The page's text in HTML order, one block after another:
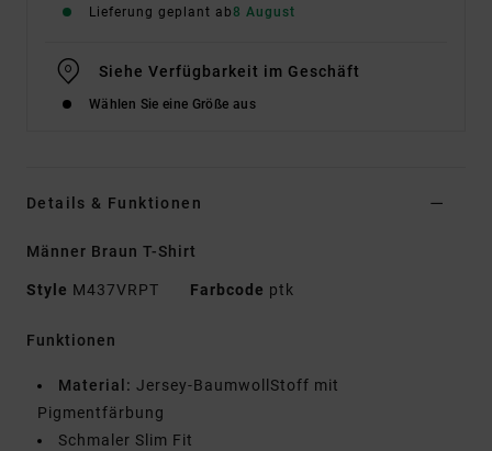
Lieferung geplant ab8 August
Siehe Verfügbarkeit im Geschäft
Wählen Sie eine Größe aus
Details & Funktionen
Männer Braun T-Shirt
Style M437VRPT Farbcode ptk
Funktionen
Material: Jersey-BaumwollStoff mit
Pigmentfärbung
Schmaler Slim Fit